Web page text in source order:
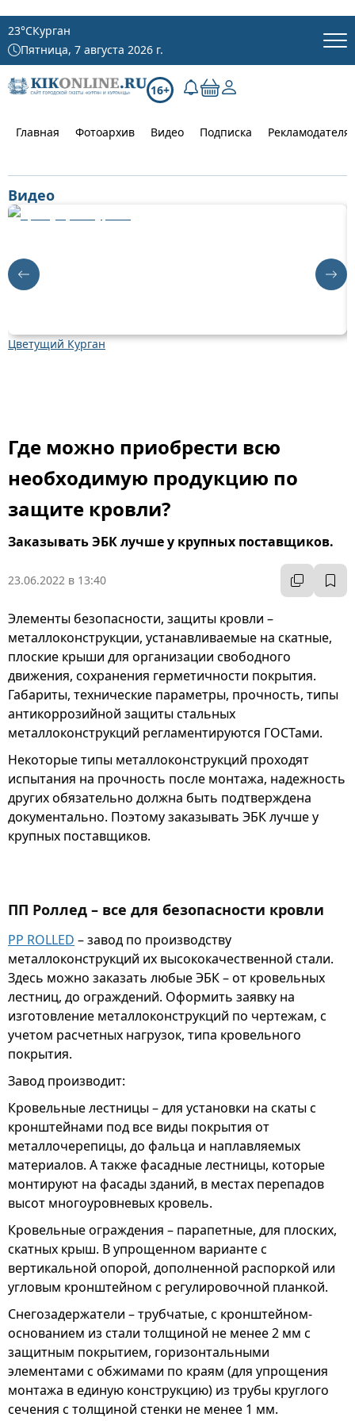
23°CКурган
Пятница, 7 августа 2026 г.
16+
Главная Фотоархив Видео Подписка
Видео
Цветущий Курган
Где можно приобрести всю
необходимую продукцию по
защите кровли?
Заказывать ЭБК лучше у крупных поставщиков.
23.06.2022 в 13:40
Элементы безопасности, защиты кровли –
металлоконструкции, устанавливаемые на скатные,
плоские крыши для организации свободного
движения, сохранения герметичности покрытия.
Габариты, технические параметры, прочность, типы
антикоррозийной защиты стальных
металлоконструкций регламентируются ГОСТами.
Некоторые типы металлоконструкций проходят
испытания на прочность после монтажа, надежность
других обязательно должна быть подтверждена
документально. Поэтому заказывать ЭБК лучше у
крупных поставщиков.
ПП Роллед – все для безопасности кровли
PP ROLLED – завод по производству
металлоконструкций их высококачественной стали.
Здесь можно заказать любые ЭБК – от кровельных
лестниц, до ограждений. Оформить заявку на
изготовление металлоконструкций по чертежам, с
учетом расчетных нагрузок, типа кровельного
покрытия.
Завод производит:
Кровельные лестницы – для установки на скаты с
кронштейнами под все виды покрытия от
металлочерепицы, до фальца и наплавляемых
материалов. А также фасадные лестницы, которые
монтируют на фасады зданий, в местах перепадов
высот многоуровневых кровель.
Кровельные ограждения – парапетные, для плоских,
скатных крыш. В упрощенном варианте с
вертикальной опорой, дополненной распоркой или
угловым кронштейном с регулировочной планкой.
Снегозадержатели – трубчатые, с кронштейном-
основанием из стали толщиной не менее 2 мм с
защитным покрытием, горизонтальными
элементами с обжимами по краям (для упрощения
монтажа в единую конструкцию) из трубы круглого
сечения с толщиной стенки не менее 1 мм.